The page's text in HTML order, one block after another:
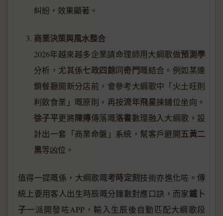
糾紛，效果顯著。
商業決策與風水整合
2026年越來越多企業請命理師用大綱歌做預測學
分析，尤其係七政四餘同奇門嘅結合。例如某連
鎖餐廳開新分店前，會參考大綱歌中「火土旺則
利飲食業」嘅原則，再按流年飛星揀鋪位坐向。
徐子平更將陳摶傳落嘅洛書數理融入大綱歌，設
計出一套「商業命盤」系統，幫客戶避開五黃二
黑等凶位。
值得一提嘅係，大綱歌嘅考時定刻技術亦進化咗。傳
統上要用客人出生時辰嘅分鐘數對應口訣，而家鐵卜
子一派開發咗APP，輸入生辰後自動匹配大綱歌段